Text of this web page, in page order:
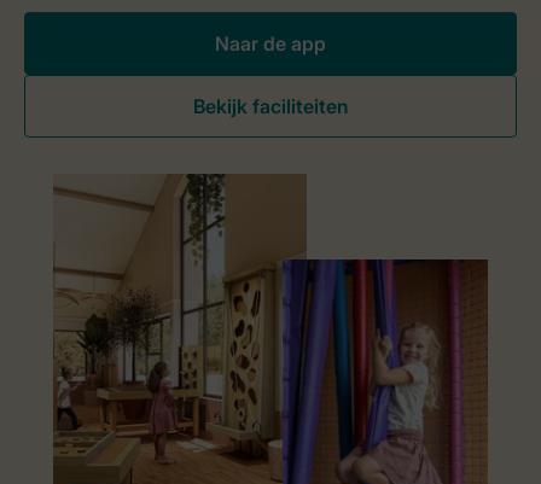
Naar de app
Bekijk faciliteiten